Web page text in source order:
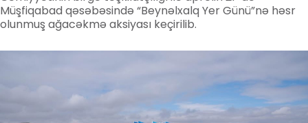
Müşfiqabad qəsəbəsində “Beynəlxalq Yer Günü”nə həsr
olunmuş ağacəkmə aksiyası keçirilib.